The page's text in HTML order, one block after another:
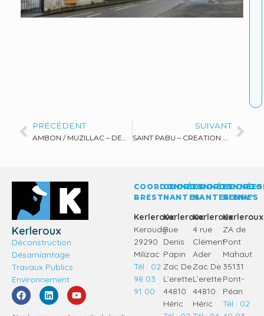
PRÉCÉDENT
AMBON / MUZILLAC – DEMANTELEMENT D’EOLIENNE
SUIVANT
SAINT PABU – CREATION D’UN ENROCHEMENT
Kerleroux
Déconstruction
Désamiantage
Travaux Publics
Environnement
COORDONNÉES
BREST
Kerleroux
Keroudy
29290
Milizac
Tél : 02
98 03
91 00
COORDONNÉES
NANTES
Kerleroux
Rue
Denis
Papin
Zac De
L’erette
44810
Héric
COORDONNÉES
NANTESENV°
Kerleroux
4 rue
Clément
Ader
Zac De
L’erette
44810
Héric
RENNES
Kerleroux
ZA de
Pont
Mahaut
35131
Pont-
Péan
Tél : 02